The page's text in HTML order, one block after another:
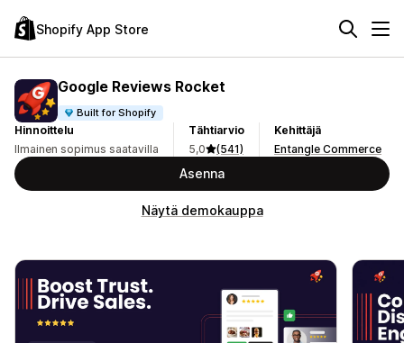
Shopify App Store
Google Reviews Rocket
Built for Shopify
Hinnoittelu
Ilmainen sopimus saatavilla
Tähtiarvio
5,0
(541)
Kehittäjä
Entangle Commerce
Asenna
Näytä demokauppa